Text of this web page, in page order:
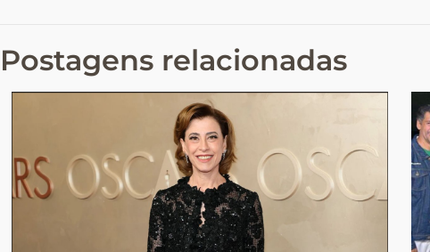
Postagens relacionadas